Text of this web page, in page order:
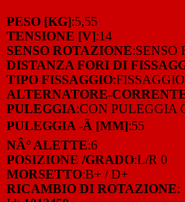
PESO [KG]:5,55
TENSIONE [V]:14
SENSO ROTAZIONE:SENSO
DISTANZA FORI DI
TIPO FISSAGGIO
ALTERNATORE-
PULEGGIA:CON PULEGGIA
PULEGGIA -Ã [MM]:55
NÂ° ALETTE:6
POSIZIONE /GRADO:L/R 0
MORSETTO:B+ / D+
RICAMBIO DI ROTAZIONE: